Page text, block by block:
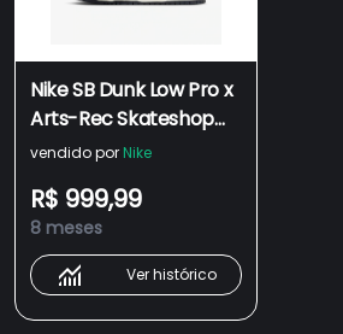
Nike SB Dunk Low Pro x
Arts-Rec Skateshop
Rust Pink and Rough
vendido por Nike
R$ 999,99
8 meses
Ver histórico